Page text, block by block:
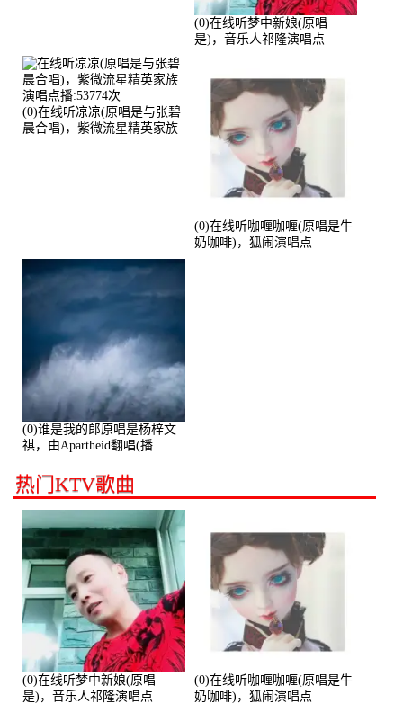
(0)在线听梦中新娘(原唱
是)，音乐人祁隆演唱点
(0)在线听凉凉(原唱是与张碧
晨合唱)，紫微流星精英家族
(0)在线听咖喱咖喱(原唱是牛
奶咖啡)，狐闹演唱点
(0)谁是我的郎原唱是杨梓文
祺，由Apartheid翻唱(播
热门KTV歌曲
(0)在线听梦中新娘(原唱
是)，音乐人祁隆演唱点
(0)在线听咖喱咖喱(原唱是牛
奶咖啡)，狐闹演唱点